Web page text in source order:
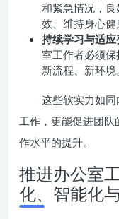
和紧急情况，
效、维持身心健
持续学习与适应
室工作者必须保
新流程、新环境。
这些软实力如
工作，更能促进团
作水平的提升。
推进办公室
化、智能化